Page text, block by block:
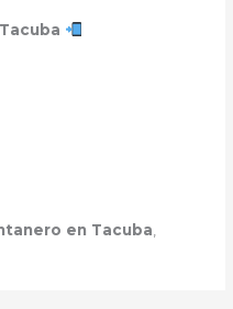
en Tacuba